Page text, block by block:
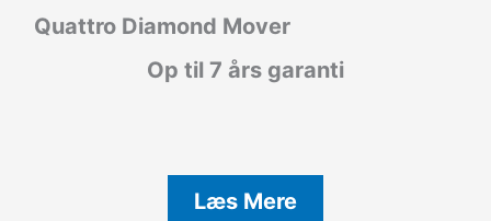
Quattro Diamond Mover
Op til 7 års garanti
Læs Mere